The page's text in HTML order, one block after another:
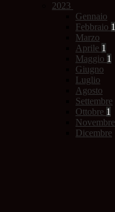
2023
Gennaio
Febbraio 1
Marzo
Aprile 1
Maggio 1
Giugno
Luglio
Agosto
Settembre
Ottobre 1
Novembre
Dicembre